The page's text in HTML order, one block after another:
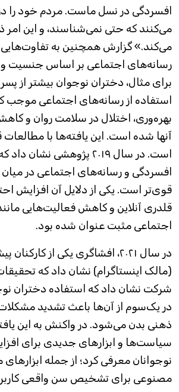
افسردگی در نسل ماست. مردم خود را
می‌کنند که حتی نمی‌شناسند، و این امر
می‌کند.» گزارش همچنین به تفاوت‌هایی
رسانه‌های اجتماعی بر اساس جنسیت و
برای مثال، دختران نوجوان بیشتر از
استفاده از رسانه‌های اجتماعی
بهره‌وری، اختلال در سلامت روان و
آنها شده است. این یافته‌ها با مطالعات
است. در سال ۲۰۱۹ پژوهشی نشان
افسردگی و رسانه‌های اجتماعی در
قوی‌تر است. یکی از دلایل آن افزایش
قلدری آنلاین و کاهش فعالیت‌هایی
اجتماعی مثبت عنوان شده بود.
در سال ۲۰۲۱، افشاگری یکی از
(مالک اینستاگرام) نشان داد که
شرکت نشان داد که استفاده دختران
در یک‌سوم از آن‌ها باعث تشدید
ذهنی بدن می‌شود. در واکنش به این
سیاست‌ها و ابزار‌های جدیدی برای
نوجوانان معرفی کرد؛ از جمله
مصنوعی برای تشخیص سن واقعی